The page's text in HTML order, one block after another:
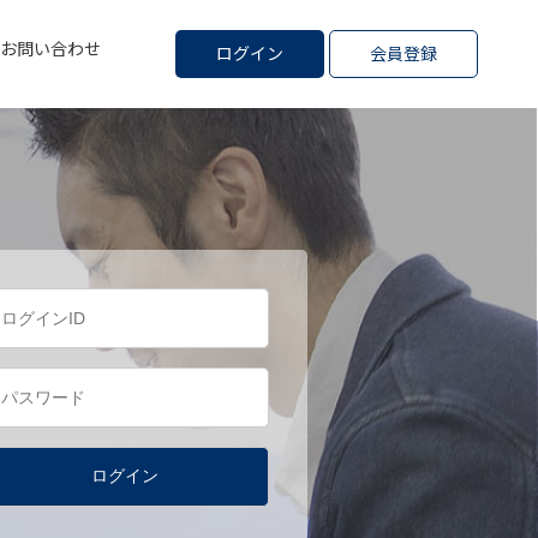
ログイン 会員登録
お問い合わせ
ログイン